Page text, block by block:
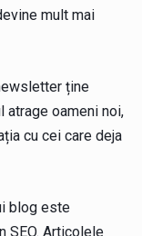
mult mai
ține
atrage oameni noi,
cu cei care deja
blog este
SEO. Articolele